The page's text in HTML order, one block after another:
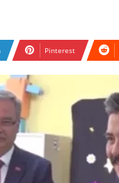
Pinterest